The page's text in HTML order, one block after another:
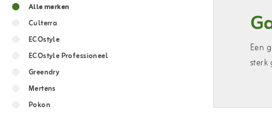
Alle merken
Culterra
ECOstyle
ECOstyle Professioneel
Greendry
Mertens
Pokon
Een
sterk